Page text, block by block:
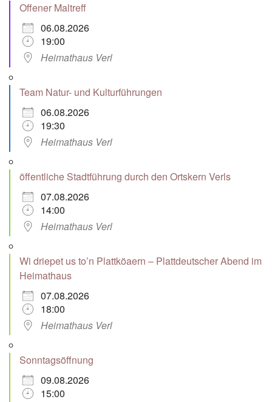
Offener Maltreff
06.08.2026
19:00
Heimathaus Verl
Team Natur- und Kulturführungen
06.08.2026
19:30
Heimathaus Verl
öffentliche Stadtführung durch den Ortskern Verls
07.08.2026
14:00
Heimathaus Verl
Wi driepet us to’n Plattköaern – Plattdeutscher Abend im
Heimathaus
07.08.2026
18:00
Heimathaus Verl
Sonntagsöffnung
09.08.2026
15:00